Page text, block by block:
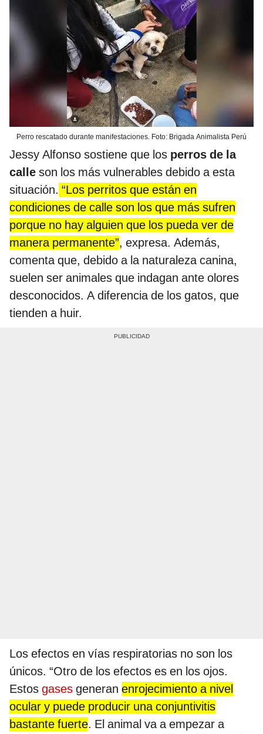
Perro rescatado durante manifestaciones. Foto: Brigada Animalista Perú
Jessy Alfonso sostiene que los perros de la
calle son los más vulnerables debido a esta
situación. “Los perritos que están en
condiciones de calle son los que más sufren
porque no hay alguien que los pueda ver de
manera permanente”, expresa. Además,
comenta que, debido a la naturaleza canina,
suelen ser animales que indagan ante olores
desconocidos. A diferencia de los gatos, que
tienden a huir.
Los efectos en vías respiratorias no son los
únicos. “Otro de los efectos es en los ojos.
Estos gases generan enrojecimiento a nivel
ocular y puede producir una conjuntivitis
bastante fuerte. El animal va a empezar a